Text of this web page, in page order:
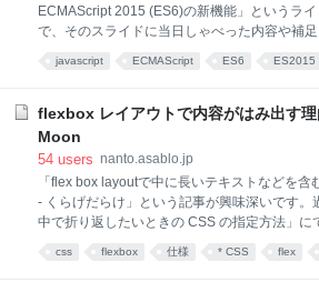
ECMAScript 2015 (ES6)の新機能」というラ
で、そのスライドに当日しゃべった内容や補
員会 editional issueの報告 ECMAScript 2015
ECMAScriptが大幅に改定されました。クラス
あちこちで取り上げられているので皆さんご存
あまり取り上げられていない地味な新機能を
javascript ECMAScript ES6 ES2015
flexbox レイアウトで内容がはみ出す
Moon
54 users nanto.asablo.jp
「flex box layoutで中に長いテキストなどを含
- くらげだらけ」という記事が興味深いです。
中で折り返したいときの CSS の指定方法」
word と display: inline-block などの組み合わ
wrap の指定が効かないように見えることがあ
css flexbox 仕様 * CSS flex